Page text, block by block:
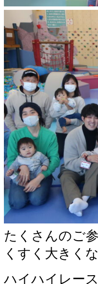
たくさんのご
くすく大きく
ハイハイレー